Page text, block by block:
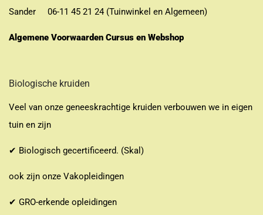
Sander 06-11 45 21 24 (Tuinwinkel en Algemeen)
Algemene Voorwaarden Cursus en Webshop
Biologische kruiden
Veel van onze geneeskrachtige kruiden verbouwen we in eigen
tuin en zijn
✔ Biologisch gecertificeerd. (Skal)
ook zijn onze Vakopleidingen
✔ GRO-erkende opleidingen